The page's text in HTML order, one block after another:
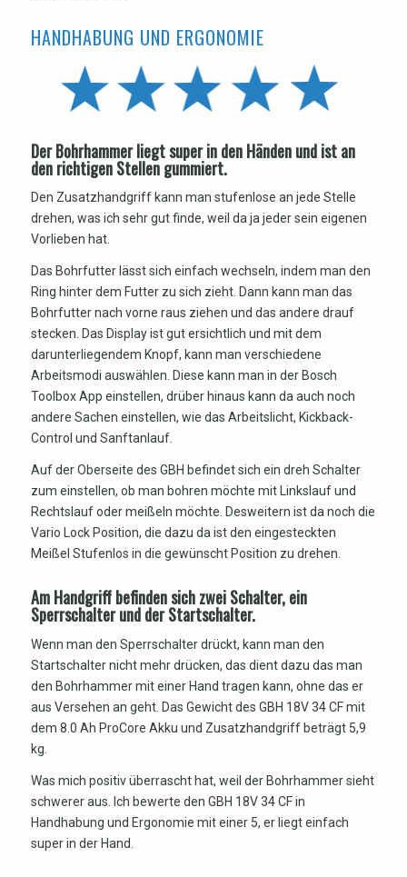
HANDHABUNG UND ERGONOMIE
Der Bohrhammer liegt super in den Händen und ist an
den richtigen Stellen gummiert.
Den Zusatzhandgriff kann man stufenlose an jede Stelle
drehen, was ich sehr gut finde, weil da ja jeder sein eigenen
Vorlieben hat.
Das Bohrfutter lässt sich einfach wechseln, indem man den
Ring hinter dem Futter zu sich zieht. Dann kann man das
Bohrfutter nach vorne raus ziehen und das andere drauf
stecken. Das Display ist gut ersichtlich und mit dem
darunterliegendem Knopf, kann man verschiedene
Arbeitsmodi auswählen. Diese kann man in der Bosch
Toolbox App einstellen, drüber hinaus kann da auch noch
andere Sachen einstellen, wie das Arbeitslicht, Kickback-
Control und Sanftanlauf.
Auf der Oberseite des GBH befindet sich ein dreh Schalter
zum einstellen, ob man bohren möchte mit Linkslauf und
Rechtslauf oder meißeln möchte. Desweitern ist da noch die
Vario Lock Position, die dazu da ist den eingesteckten
Meißel Stufenlos in die gewünscht Position zu drehen.
Am Handgriff befinden sich zwei Schalter, ein
Sperrschalter und der Startschalter.
Wenn man den Sperrschalter drückt, kann man den
Startschalter nicht mehr drücken, das dient dazu das man
den Bohrhammer mit einer Hand tragen kann, ohne das er
aus Versehen an geht. Das Gewicht des GBH 18V 34 CF mit
dem 8.0 Ah ProCore Akku und Zusatzhandgriff beträgt 5,9
kg.
Was mich positiv überrascht hat, weil der Bohrhammer sieht
schwerer aus. Ich bewerte den GBH 18V 34 CF in
Handhabung und Ergonomie mit einer 5, er liegt einfach
super in der Hand.